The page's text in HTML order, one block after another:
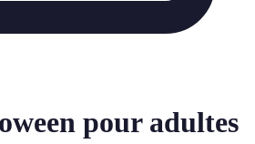
pour adultes